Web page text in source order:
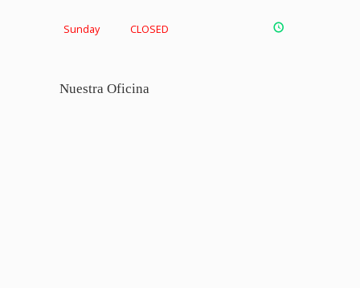
Sunday CLOSED
Nuestra Oficina